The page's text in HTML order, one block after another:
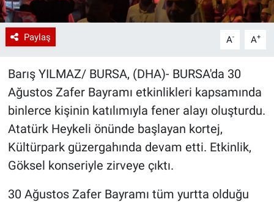
Paylaş A- A+
Barış YILMAZ/ BURSA, (DHA)- BURSA'da 30
Ağustos Zafer Bayramı etkinlikleri kapsamında
binlerce kişinin katılımıyla fener alayı oluşturdu.
Atatürk Heykeli önünde başlayan kortej,
Kültürpark güzergahında devam etti. Etkinlik,
Göksel konseriyle zirveye çıktı.
30 Ağustos Zafer Bayramı tüm yurtta olduğu